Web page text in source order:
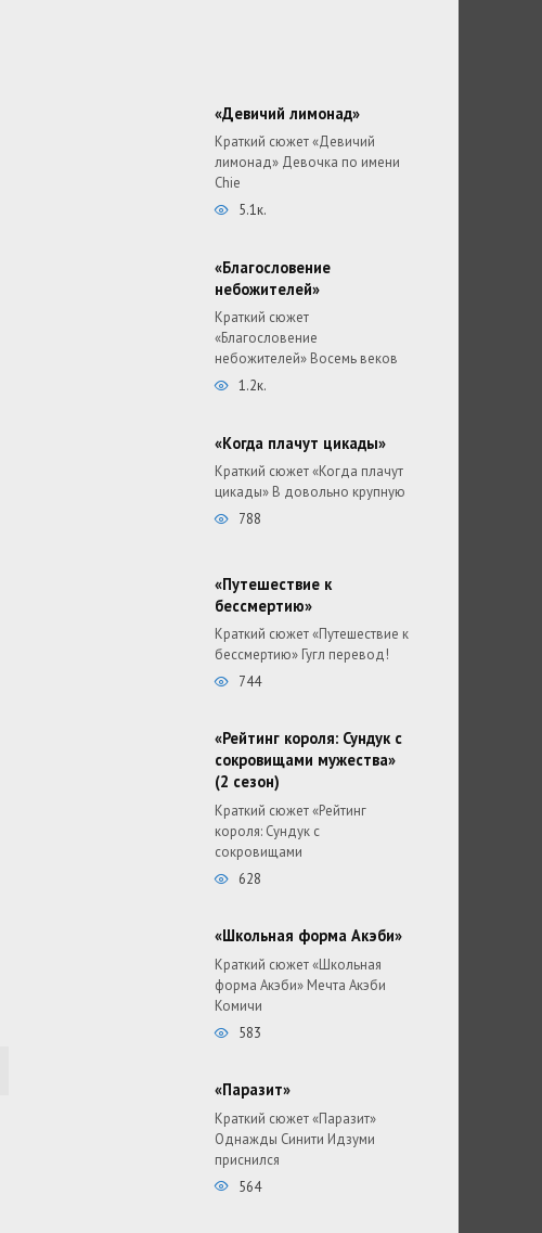
«Девичий лимонад»
Краткий сюжет «Девичий
лимонад» Девочка по имени
Chie
5.1к.
«Благословение
небожителей»
Краткий сюжет
«Благословение
небожителей» Восемь веков
1.2к.
«Когда плачут цикады»
Краткий сюжет «Когда плачут
цикады» В довольно крупную
788
«Путешествие к
бессмертию»
Краткий сюжет «Путешествие к
бессмертию» Гугл перевод!
744
«Рейтинг короля: Сундук с
сокровищами мужества»
(2 сезон)
Краткий сюжет «Рейтинг
короля: Сундук с
сокровищами
628
«Школьная форма Акэби»
Краткий сюжет «Школьная
форма Акэби» Мечта Акэби
Комичи
583
«Паразит»
Краткий сюжет «Паразит»
Однажды Синити Идзуми
приснился
564